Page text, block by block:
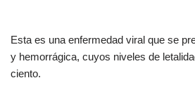
Esta es una enfermedad viral que se
y hemorrágica, cuyos niveles de
ciento.